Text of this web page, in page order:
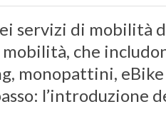
servizi di mobilità
che
monopattini,
l’introduzione